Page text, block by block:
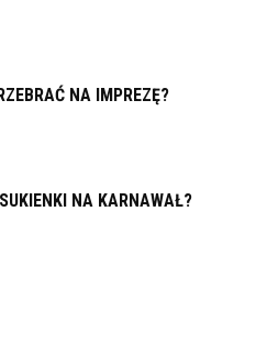
NA IMPREZĘ?
NA KARNAWAŁ?